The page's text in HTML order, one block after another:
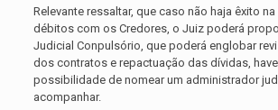
Relevante ressaltar, que caso não haja êxito
débitos com os Credores, o Juiz poderá
Judicial Conpulsório, que poderá englobar
dos contratos e repactuação das dívidas,
possibilidade de nomear um administrador
acompanhar.